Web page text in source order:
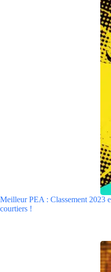
Meilleur PEA : Classement 2023
courtiers !